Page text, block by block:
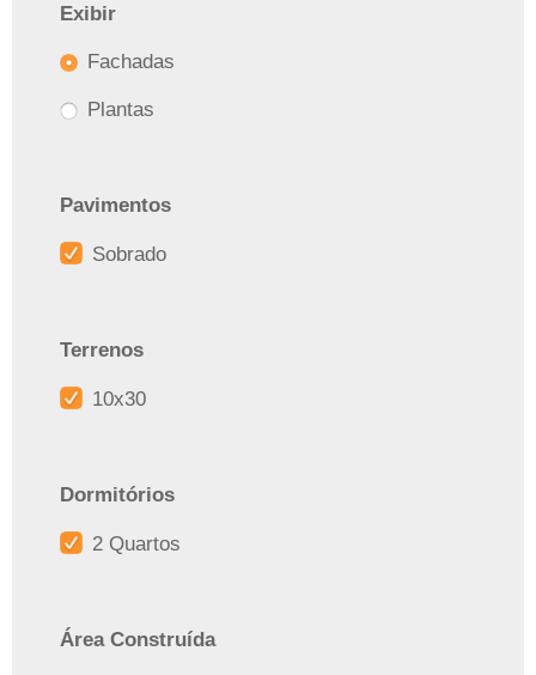
Exibir
Fachadas
Plantas
Pavimentos
Sobrado
Terrenos
10x30
Dormitórios
2 Quartos
Área Construída